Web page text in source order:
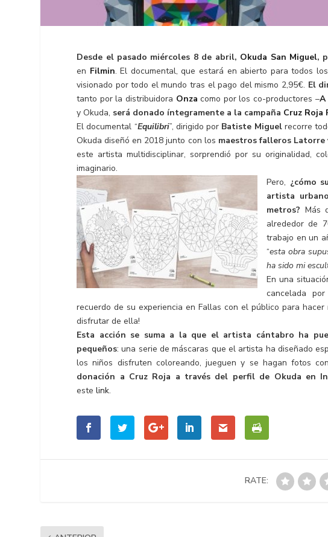
Desde el pasado miércoles 8 de abril, Okuda San Miguel,
en Filmin. El documental, que estará en abierto para todos
visionado por todo el mundo tras el pago del mismo 2,95€. El
tanto por la distribuidora Onza como por los co-productores –A
y Okuda, será donado íntegramente a la campaña Cruz Roja
El documental “Equilibri”, dirigido por Batiste Miguelrecorre
Okuda diseñó en 2018 junto con los maestros falleros Latorre
este artista multidisciplinar, sorprendió por su originalidad,
imaginario.
Pero, ¿cómo
artista
metros? Más
alrededor de
trabajo en un
“esta obra
ha sido mi
En una
cancelada
recuerdo de su experiencia en Fallas con el público para
disfrutar de ella!
Esta acción se suma a la que el artista cántabro ha
pequeños: una serie de máscaras que el artista ha diseñado
los niños disfruten coloreando, jueguen y se hagan fotos
donación a Cruz Roja a través del perfil de Okuda en
estelink.
RATE: